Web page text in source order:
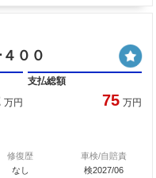
００
万円
支払総額
75 万円
修復歴
なし
車検/自賠責
検2027/06